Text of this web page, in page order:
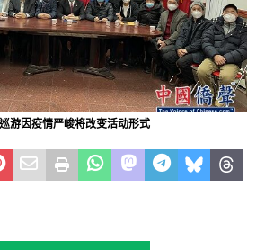
游因疫情严峻将改变活动形式